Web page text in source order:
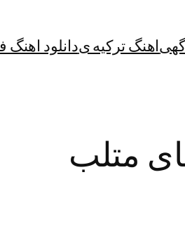
اهنگ ترکیه یدانلود
متلب